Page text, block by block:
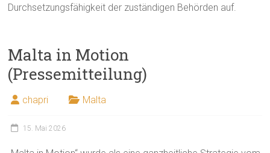
Durchsetzungsfähigkeit der zuständigen Behörden auf.
Malta in Motion
(Pressemitteilung)
chapri Malta
15. Mai 2026